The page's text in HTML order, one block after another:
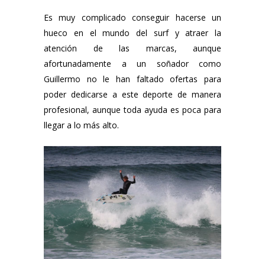
Es muy complicado conseguir hacerse un
hueco en el mundo del surf y atraer la
atención de las marcas, aunque
afortunadamente a un soñador como
Guillermo no le han faltado ofertas para
poder dedicarse a este deporte de manera
profesional, aunque toda ayuda es poca para
llegar a lo más alto.